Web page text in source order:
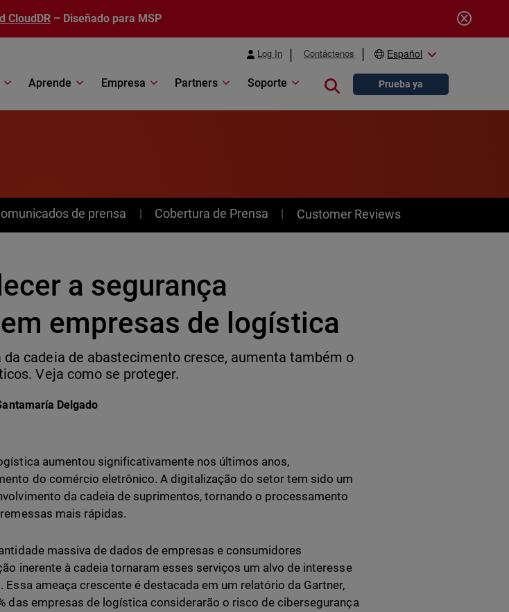
CloudDR – Diseñado para MSP
Log In Contáctenos Español
Aprende Empresa Partners Soporte Close searchPrueba ya
de prensa Cobertura de Prensa Customer Reviews
a segurança
empresas de logística
cadeia de abastecimento cresce, aumenta também o
Veja como se proteger.
Delgado
Reddit
aumentou significativamente nos últimos anos,
do comércio eletrônico. A digitalização do setor tem sido um
da cadeia de suprimentos, tornando o processamento
mais rápidas.
massiva de dados de empresas e consumidores
inerente à cadeia tornaram esses serviços um alvo de interesse
ameaça crescente é destacada em um relatório da Gartner,
das empresas de logística considerarão o risco de cibersegurança